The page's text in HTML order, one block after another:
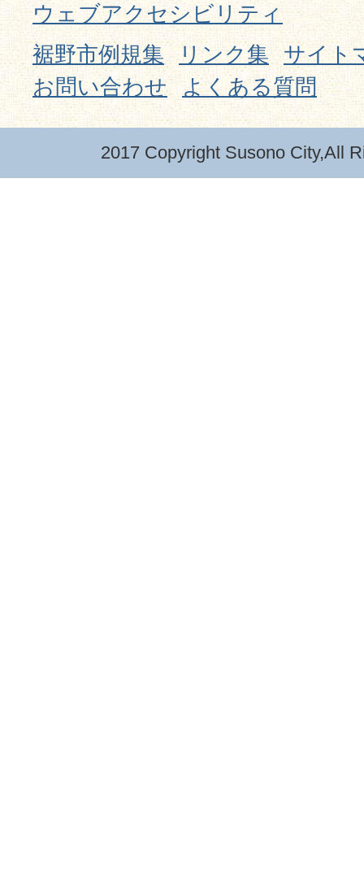
ウェブアクセシビリティ
裾野市例規集
リンク集
サイト
お問い合わせ よくある質問
2017 Copyright Susono City,All